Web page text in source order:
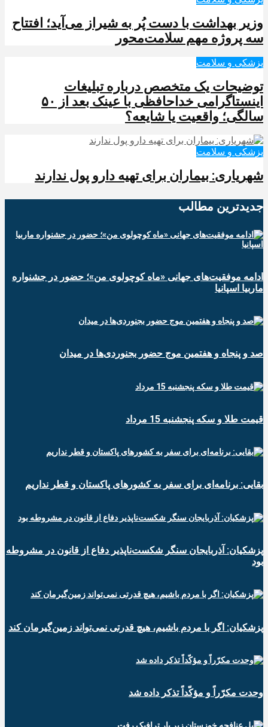
وزیر بهداشت با دست پُر به شیراز می‌آید؛ افتتاح
سه پروژه مهم سلامت‌محور
پزشکی و سلامت
توضیحات یک متخصص درباره تبلیغات
اینستاگرامی خداحافظی با عینک بعد از ۵۰
سالگی؛ واقعیت یا شایعه؟
پزشکی و سلامت
شهریاری: بیماران برای تهیه دارو پول ندارند
جدیدترین‌ مطالب
ادامه موفقیت‌های جهانی «ماه کوچولوی من»؛ حضور در جشنواره
ماربیا اسپانیا
صد و پنجاه و هفتمین موج حضور بجنوردی‌ها در میدان
قیمت طلا و سکه پنجشنبه 15 مرداد
بقایی: برنامه‌ای برای سفر به کشورهای پاکستان و قطر نداریم
پزشکیان: آذربایجان سنگر شکست‌ناپذیر دفاع از قانون در مشروطه
بود
پزشکیان: اگر با مردم باشیم، هیچ قدرتی نمی‌تواند زمین‌گیرمان کند
وحدت مکرّراً و مؤکّداً تذکر داده شد